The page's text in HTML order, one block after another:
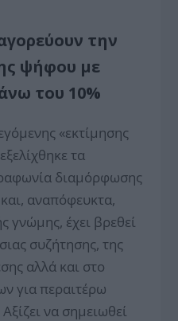
την
ψήφου με
του 10%
«εκτίμησης
τα
διαμόρφωσης
αναπόφευκτα,
γνώμης, έχει βρεθεί
συζήτησης, της
αλλά και στο
για περαιτέρω
να σημειωθεί